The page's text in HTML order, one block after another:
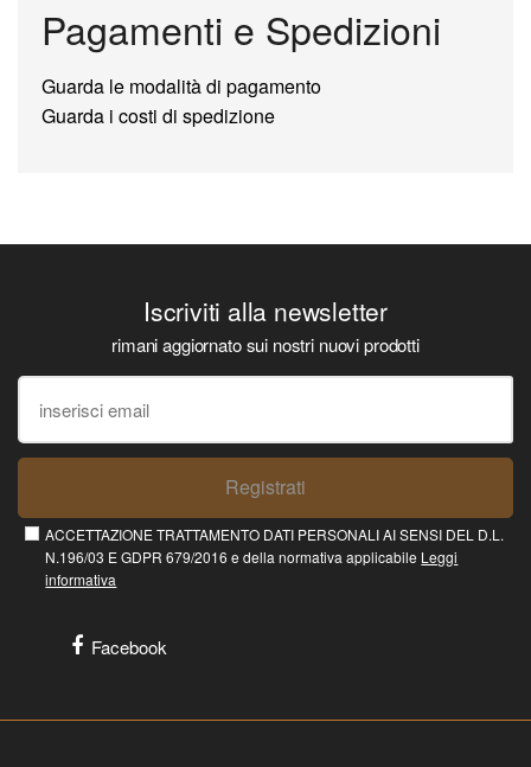
Pagamenti e Spedizioni
Guarda le modalità di pagamento
Guarda i costi di spedizione
Iscriviti alla newsletter
rimani aggiornato sui nostri nuovi prodotti
Registrati
ACCETTAZIONE TRATTAMENTO DATI PERSONALI AI SENSI DEL D.L.
N.196/03 E GDPR 679/2016 e della normativa applicabile Leggi
informativa
Facebook